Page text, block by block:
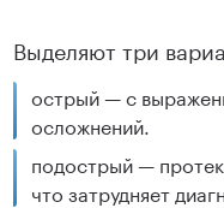
Выделяют три
острый — с
осложнений.
подострый —
что затрудняет